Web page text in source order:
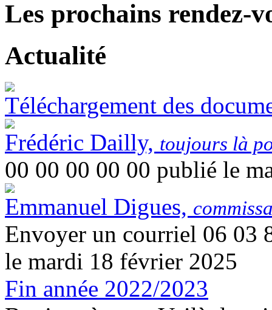
Les prochains rendez-
Actualité
Téléchargement des
Frédéric Dailly, toujours là
00 00 00 00 00 publié le
Emmanuel Digues,
Envoyer un courriel 06 03
le mardi 18 février 2025
Fin année 2022/2023